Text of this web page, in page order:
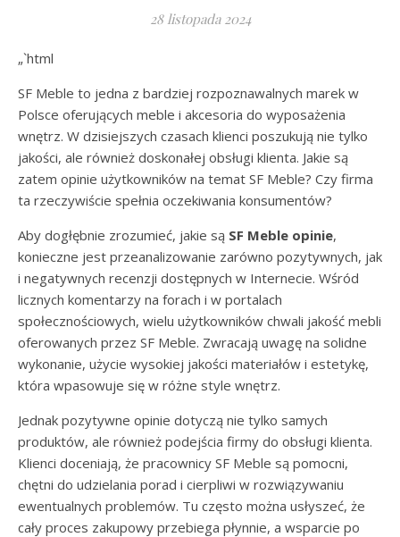
28 listopada 2024
„`html
SF Meble to jedna z bardziej rozpoznawalnych marek w
Polsce oferujących meble i akcesoria do wyposażenia
wnętrz. W dzisiejszych czasach klienci poszukują nie tylko
jakości, ale również doskonałej obsługi klienta. Jakie są
zatem opinie użytkowników na temat SF Meble? Czy firma
ta rzeczywiście spełnia oczekiwania konsumentów?
Aby dogłębnie zrozumieć, jakie są SF Meble opinie,
konieczne jest przeanalizowanie zarówno pozytywnych, jak
i negatywnych recenzji dostępnych w Internecie. Wśród
licznych komentarzy na forach i w portalach
społecznościowych, wielu użytkowników chwali jakość mebli
oferowanych przez SF Meble. Zwracają uwagę na solidne
wykonanie, użycie wysokiej jakości materiałów i estetykę,
która wpasowuje się w różne style wnętrz.
Jednak pozytywne opinie dotyczą nie tylko samych
produktów, ale również podejścia firmy do obsługi klienta.
Klienci doceniają, że pracownicy SF Meble są pomocni,
chętni do udzielania porad i cierpliwi w rozwiązywaniu
ewentualnych problemów. Tu często można usłyszeć, że
cały proces zakupowy przebiega płynnie, a wsparcie po